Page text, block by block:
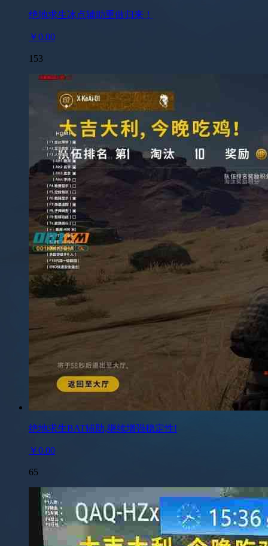
绝地求生冰点辅助重做归来！
￥0.00
153
绝地求生BAT辅助,继续增强稳定性!
￥0.00
65